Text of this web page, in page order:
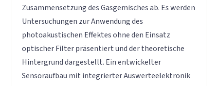
Zusammensetzung des Gasgemisches ab. Es werden
Untersuchungen zur Anwendung des
photoakustischen Effektes ohne den Einsatz
optischer Filter präsentiert und der theoretische
Hintergrund dargestellt. Ein entwickelter
Sensoraufbau mit integrierter Auswerteelektronik